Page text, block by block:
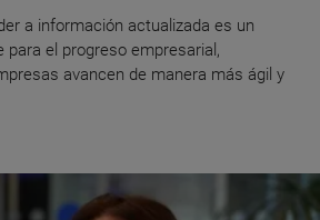
a información actualizada es un
para el progreso empresarial,
avancen de manera más ágil y